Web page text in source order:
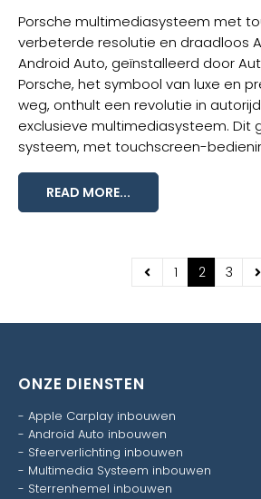
Porsche multimediasysteem met
verbeterde resolutie en draadloos
Android Auto, geïnstalleerd door
Porsche, het symbool van luxe en
weg, onthult een revolutie in
exclusieve multimediasysteem. Dit
systeem, met touchscreen-
READ MORE...
1 2 3
ONZE DIENSTEN
- Apple Carplay inbouwen
- Android Auto inbouwen
- Sfeerverlichting inbouwen
- Multimedia Systeem inbouwen
- Sterrenhemel inbouwen